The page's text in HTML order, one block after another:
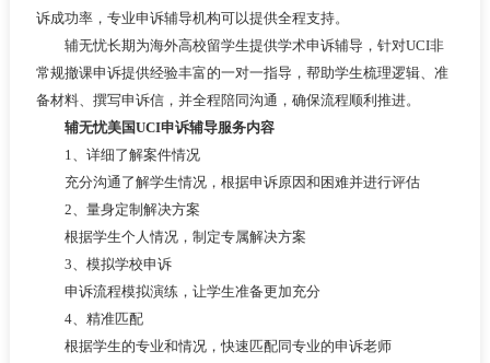
诉成功率，专业申诉辅导机构可以提供全程支持。
辅无忧长期为海外高校留学生提供学术申诉辅导，针对UCI非
常规撤课申诉提供经验丰富的一对一指导，帮助学生梳理逻辑、准
备材料、撰写申诉信，并全程陪同沟通，确保流程顺利推进。
辅无忧美国UCI申诉辅导服务内容
1、详细了解案件情况
充分沟通了解学生情况，根据申诉原因和困难并进行评估
2、量身定制解决方案
根据学生个人情况，制定专属解决方案
3、模拟学校申诉
申诉流程模拟演练，让学生准备更加充分
4、精准匹配
根据学生的专业和情况，快速匹配同专业的申诉老师